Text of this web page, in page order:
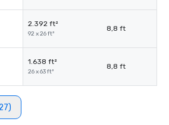
2.392 ft²
92 x 26 ft²
8,8 ft
1.638 ft²
26 x 63 ft²
8,8 ft